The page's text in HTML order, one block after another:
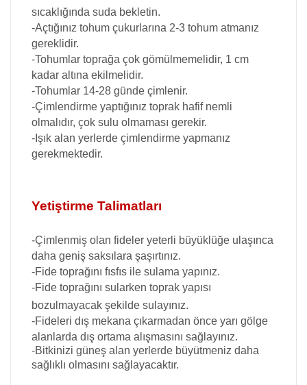
sıcaklığında suda bekletin.
-Açtığınız tohum çukurlarına 2-3 tohum atmanız
gereklidir.
-Tohumlar toprağa çok gömülmemelidir, 1 cm
kadar altına ekilmelidir.
-Tohumlar 14-28 günde çimlenir.
-Çimlendirme yaptığınız toprak hafif nemli
olmalıdır, çok sulu olmaması gerekir.
-Işık alan yerlerde çimlendirme yapmanız
gerekmektedir.
Yetiştirme Talimatları
-Çimlenmiş olan fideler yeterli büyüklüğe ulaşınca
daha geniş saksılara şaşırtınız.
-Fide toprağını fısfıs ile sulama yapınız.
-Fide toprağını sularken toprak yapısı
bozulmayacak şekilde sulayınız.
-Fideleri dış mekana çıkarmadan önce yarı gölge
alanlarda dış ortama alışmasını sağlayınız.
-Bitkinizi güneş alan yerlerde büyütmeniz daha
sağlıklı olmasını sağlayacaktır.
Krizantem Çiçeği Tohumu
Küstüm Çiçeği Tohumu
Lavanta Tohumu
Lobelya Çiçeği Tohumu
Menekşe Tohumu
Mine Çiçeği Tohumu
Obrizya Çiçeği Tohumu
Papatya Çiçeği Tohumu